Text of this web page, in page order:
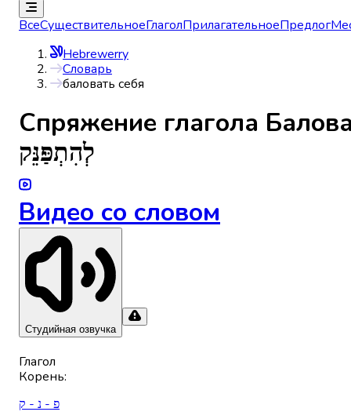
ВсеСуществительноеГлаголПрилагательноеПредлог
Hebrewerry
Словарь
баловать себя
Спряжениe глагола
לְהִתְפַּנֵּק
Видео со словом
Студийная озвучка
Глагол
Корень:
פ - נ - ק